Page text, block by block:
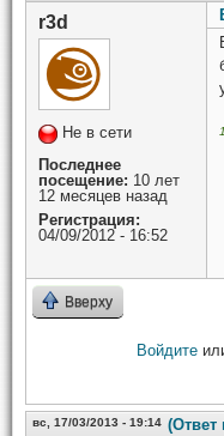
r3d
Не в сети
Последнее
посещение: 10 лет
12 месяцев назад
Регистрация:
04/09/2012 - 16:52
Вверху
Войдите
вс, 17/03/2013 - 19:14 (Ответ